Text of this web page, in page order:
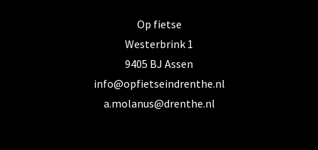
Op fietse
Westerbrink 1
9405 BJ Assen
info@opfietseindrenthe.nl
a.molanus@drenthe.nl